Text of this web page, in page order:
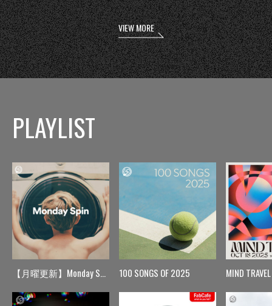
VIEW MORE
PLAYLIST
【月曜更新】Monday Spin 100 SONGS OF 2025 MIND TRAVEL